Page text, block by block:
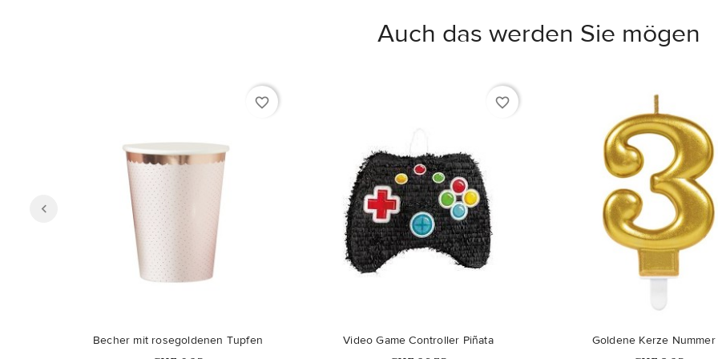
Auch das werden Sie mögen
Nicht auf Lager
favorite_border
Becher mit rosegoldenen Tupfen
favorite_border
Video Game Controller Piñata
Goldene Kerze Nummer